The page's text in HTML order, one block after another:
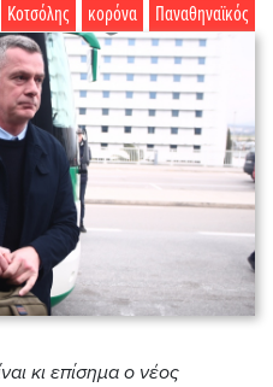
Παναθηναϊκός
κορόνα
Κοτσόλης
κι επίσημα ο νέος